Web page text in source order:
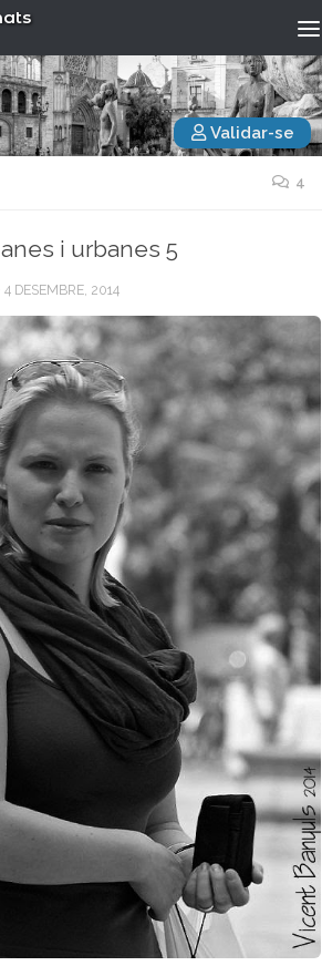
Validar-se
4
i urbanes 5
4 DESEMBRE, 2014